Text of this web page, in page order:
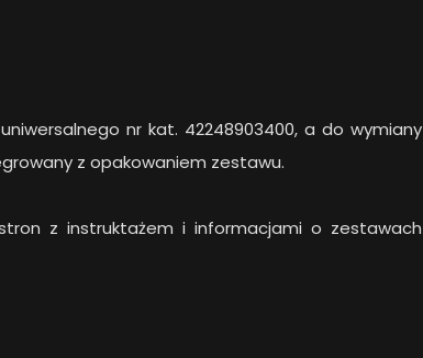
nr kat. 42248903400, a do wymiany
z opakowaniem zestawu.
z instruktażem i informacjami o zestawach